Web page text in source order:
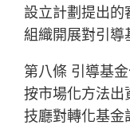
設立計劃提出的
組織開展對引導
第八條 引導基
按市場化方法出
技廳對轉化基金